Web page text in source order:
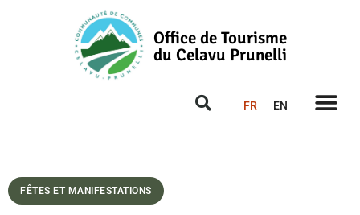
Office de Tourisme
du Celavu Prunelli
FR EN
FÊTES ET MANIFESTATIONS